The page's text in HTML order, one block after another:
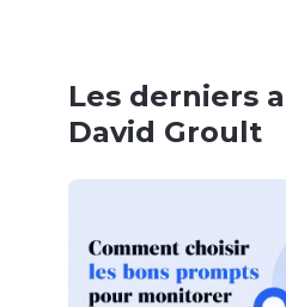
Les derniers
David Groult